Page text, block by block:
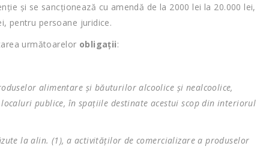
şi se sancţionează cu amendă de la 2000 lei la 20.000 lei,
pentru persoane juridice.
următoarelor obligații:
alimentare şi băuturilor alcoolice şi nealcoolice,
publice, în spaţiile destinate acestui scop din interiorul
la alin. (1), a activităţilor de comercializare a produselor